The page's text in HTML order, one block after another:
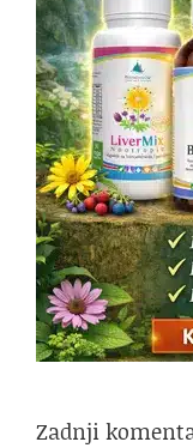
Zadnji